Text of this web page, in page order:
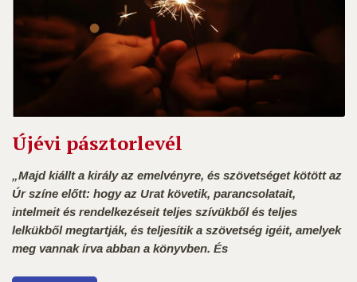
Újévi pásztorlevél
„Majd kiállt a király az emelvényre, és szövetséget kötött az
Úr színe előtt: hogy az Urat követik, parancsolatait,
intelmeit és rendelkezéseit teljes szívükből és teljes
lelkükből megtartják, és teljesítik a szövetség igéit, amelyek
meg vannak írva abban a könyvben. És